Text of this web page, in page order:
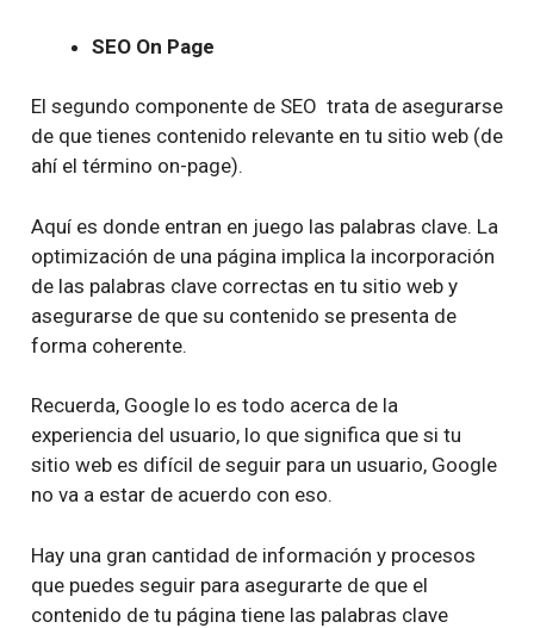
SEO On Page
El segundo componente de SEO trata de asegurarse
de que tienes contenido relevante en tu sitio web (de
ahí el término on-page).
Aquí es donde entran en juego las palabras clave. La
optimización de una página implica la incorporación
de las palabras clave correctas en tu sitio web y
asegurarse de que su contenido se presenta de
forma coherente.
Recuerda, Google lo es todo acerca de la
experiencia del usuario, lo que significa que si tu
sitio web es difícil de seguir para un usuario, Google
no va a estar de acuerdo con eso.
Hay una gran cantidad de información y procesos
que puedes seguir para asegurarte de que el
contenido de tu página tiene las palabras clave